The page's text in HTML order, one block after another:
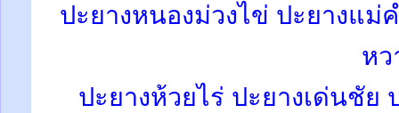
ปะยางหนองม่วงไข่ ปะยางแม่
หว
ปะยางห้วยไร่ ปะยางเด่นชัย